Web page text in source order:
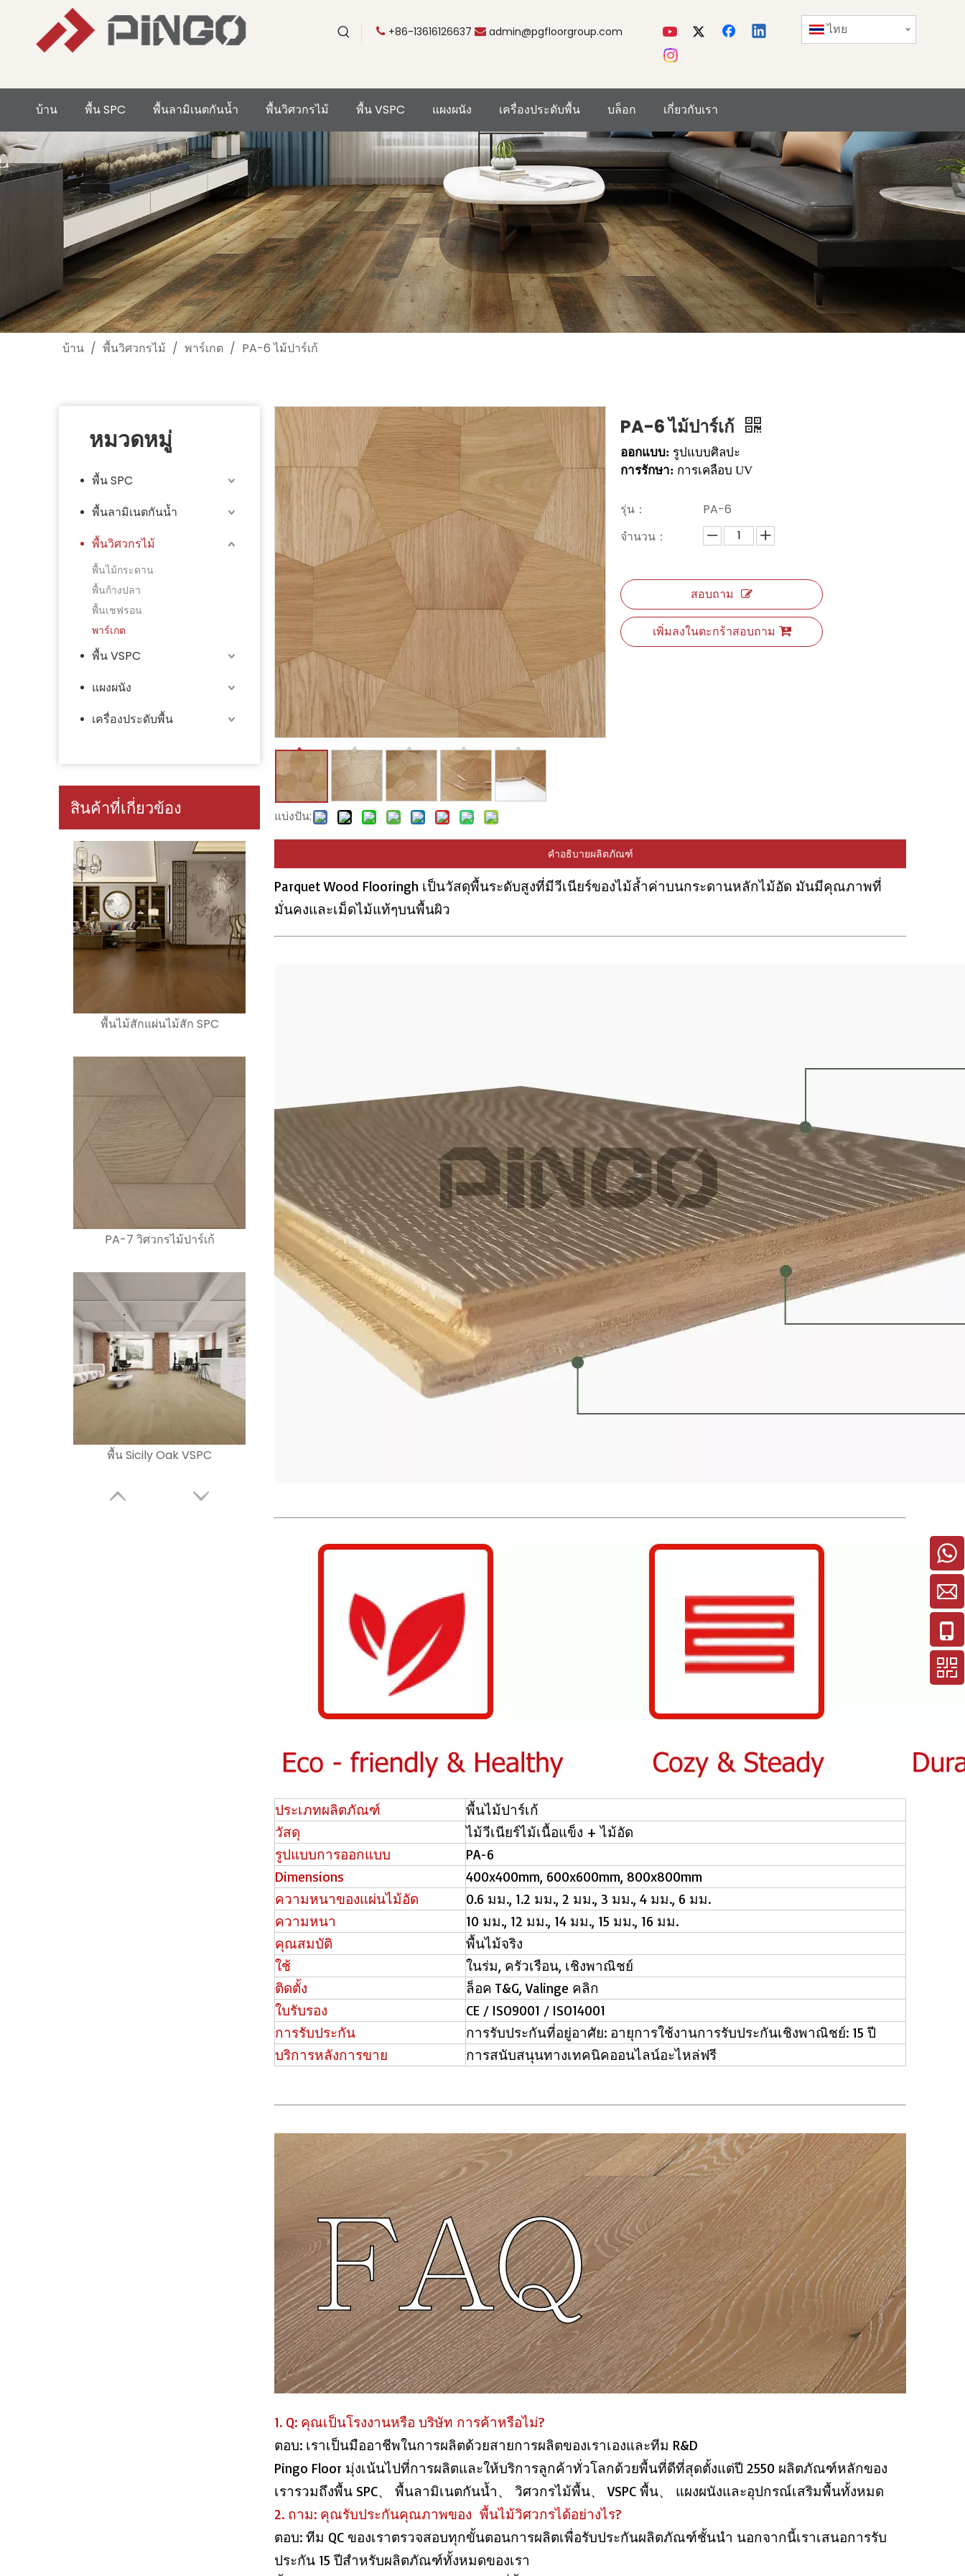
 +86-13616126637  admin@pgfloorgroup.com ไทย
บ้าน พื้น SPC พื้นลามิเนตกันน้ำ พื้นวิศวกรไม้ พื้น VSPC แผงผนัง เครื่องประดับพื้น บล็อก เกี่ยวกับเรา
บ้าน / พื้นวิศวกรไม้ / พาร์เกต / PA-6 ไม้ปาร์เก้
หมวดหมู่
พื้น SPC
พื้นลามิเนตกันน้ำ
พื้นวิศวกรไม้
พื้นไม้กระดาน
พื้นก้างปลา
พื้นเชฟรอน
พาร์เกต
พื้น VSPC
แผงผนัง
เครื่องประดับพื้น
สินค้าที่เกี่ยวข้อง
พื้นไม้สักแผ่นไม้สัก SPC
PA-7 วิศวกรไม้ปาร์เก้
พื้น Sicily Oak VSPC
แบ่งปัน:
PA-6 ไม้ปาร์เก้
ออกแบบ: รูปแบบศิลปะ
การรักษา: การเคลือบ UV
รุ่น：
PA-6
จำนวน：
สอบถาม
เพิ่มลงในตะกร้าสอบถาม
คำอธิบายผลิตภัณฑ์
Parquet Wood Flooringh เป็นวัสดุพื้นระดับสูงที่มีวีเนียร์ของไม้ล้ำค่าบนกระดานหลักไม้อัด มันมีคุณภาพที่
มั่นคงและเม็ดไม้แท้ๆบนพื้นผิว
ประเภทผลิตภัณฑ์
พื้นไม้ปาร์เก้
วัสดุ
ไม้วีเนียร์ไม้เนื้อแข็ง + ไม้อัด
รูปแบบการออกแบบ
PA-6
Dimensions
400x400mm, 600x600mm, 800x800mm
ความหนาของแผ่นไม้อัด
0.6 มม., 1.2 มม., 2 มม., 3 มม., 4 มม., 6 มม.
ความหนา
10 มม., 12 มม., 14 มม., 15 มม., 16 มม.
คุณสมบัติ
พื้นไม้จริง
ใช้
ในร่ม, ครัวเรือน, เชิงพาณิชย์
ติดตั้ง
ล็อค T&G, Valinge คลิก
ใบรับรอง
CE / ISO9001 / ISO14001
การรับประกัน
การรับประกันที่อยู่อาศัย: อายุการใช้งานการรับประกันเชิงพาณิชย์: 15 ปี
บริการหลังการขาย
การสนับสนุนทางเทคนิคออนไลน์อะไหล่ฟรี
1. Q: คุณเป็นโรงงานหรือ บริษัท การค้าหรือไม่?
ตอบ: เราเป็นมืออาชีพในการผลิตด้วยสายการผลิตของเราเองและทีม R&D
Pingo Floor มุ่งเน้นไปที่การผลิตและให้บริการลูกค้าทั่วโลกด้วยพื้นที่ดีที่สุดตั้งแต่ปี 2550 ผลิตภัณฑ์หลักของ
เรารวมถึงพื้น SPC、 พื้นลามิเนตกันน้ำ、 วิศวกรไม้พื้น、 VSPC พื้น、 แผงผนังและอุปกรณ์เสริมพื้นทั้งหมด
2. ถาม: คุณรับประกันคุณภาพของ พื้นไม้วิศวกรได้อย่างไร?
ตอบ: ทีม QC ของเราตรวจสอบทุกขั้นตอนการผลิตเพื่อรับประกันผลิตภัณฑ์ชั้นนำ นอกจากนี้เราเสนอการรับ
ประกัน 15 ปีสำหรับผลิตภัณฑ์ทั้งหมดของเรา